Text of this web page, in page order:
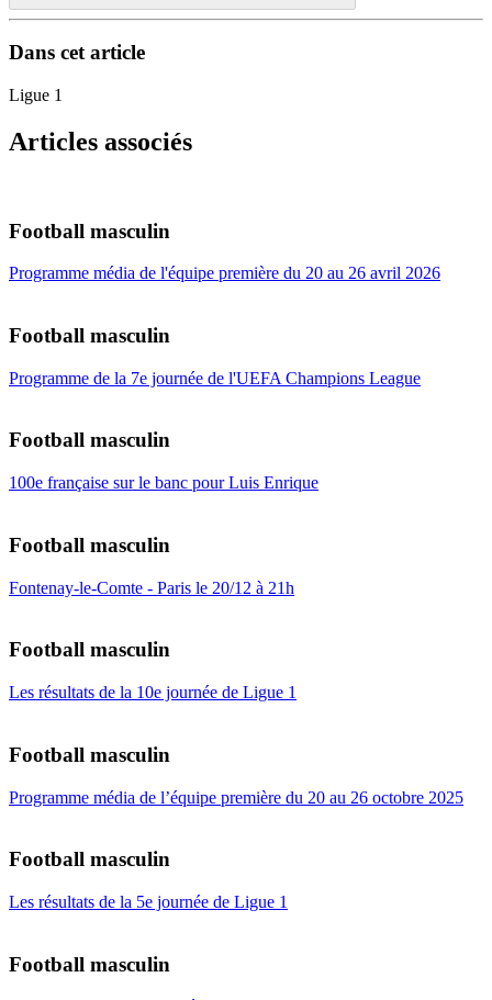
Dans cet article
Ligue 1
Articles associés
Football masculin
Programme média de l'équipe première du 20 au 26 avril 2026
Football masculin
Programme de la 7e journée de l'UEFA Champions League
Football masculin
100e française sur le banc pour Luis Enrique
Football masculin
Fontenay-le-Comte - Paris le 20/12 à 21h
Football masculin
Les résultats de la 10e journée de Ligue 1
Football masculin
Programme média de l’équipe première du 20 au 26 octobre 2025
Football masculin
Les résultats de la 5e journée de Ligue 1
Football masculin